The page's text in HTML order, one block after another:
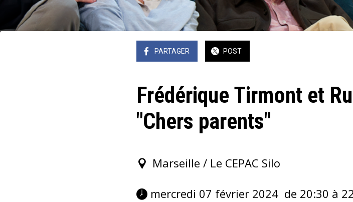
PARTAGER POST
Frédérique Tirmont et
"Chers parents"
Marseille / Le CEPAC Silo
mercredi 07 février 2024  de 20:30 à